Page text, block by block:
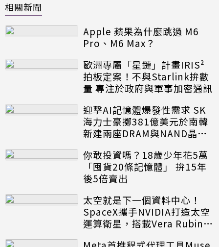
相關新聞
Apple 蘋果為什麼跳過 M6
Pro、M6 Max？
歐洲專屬「星鏈」計畫IRIS²
拍板定案！不與Starlink拚數
量 專注於政府與軍事加密通訊
迎擊AI記憶體爆發性需求 SK
海力士豪擲381億美元於南韓
新建兩座DRAM與NAND晶圓
你敢投資嗎？18歲少年花5萬
「囤貨20條記憶體」 拚15年
後5倍賣出
太空就是下一個資料中心！
SpaceX攜手NVIDIA打造太空
運算衛星，搭載Vera Rubin運